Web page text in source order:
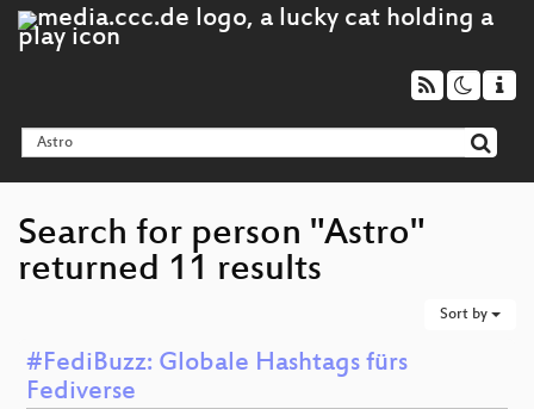
Search for person "Astro"
returned 11 results
Sort by
#FediBuzz: Globale Hashtags fürs
Fediverse